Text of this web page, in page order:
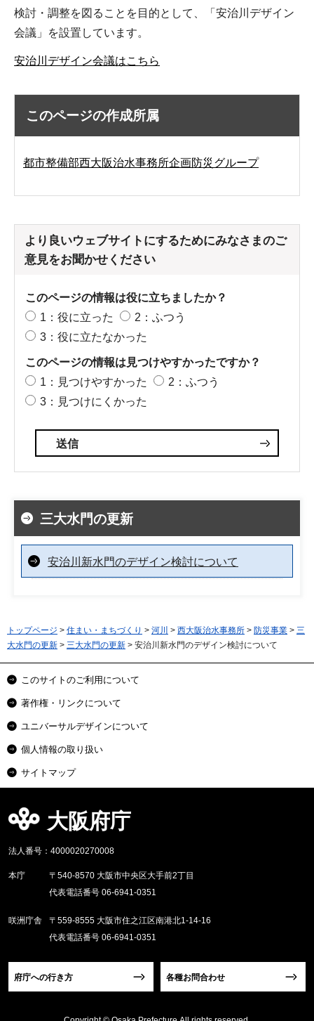
検討・調整を図ることを目的として、「安治川デザイン
会議」を設置しています。
安治川デザイン会議はこちら
このページの作成所属
都市整備部西大阪治水事務所企画防災グループ
より良いウェブサイトにするためにみなさまのご
意見をお聞かせください
このページの情報は役に立ちましたか？
1：役に立った
2：ふつう
3：役に立たなかった
このページの情報は見つけやすかったですか？
1：見つけやすかった
2：ふつう
3：見つけにくかった
三大水門の更新
安治川新水門のデザイン検討について
トップページ > 住まい・まちづくり > 河川 > 西大阪治水事務所 > 防災事業 > 三
大水門の更新 > 三大水門の更新 > 安治川新水門のデザイン検討について
このサイトのご利用について
著作権・リンクについて
ユニバーサルデザインについて
個人情報の取り扱い
サイトマップ
大阪府庁
法人番号：4000020270008
本庁
〒540-8570 大阪市中央区大手前2丁目
代表電話番号 06-6941-0351
咲洲庁舎
〒559-8555 大阪市住之江区南港北1-14-16
代表電話番号 06-6941-0351
府庁への行き方 各種お問合わせ